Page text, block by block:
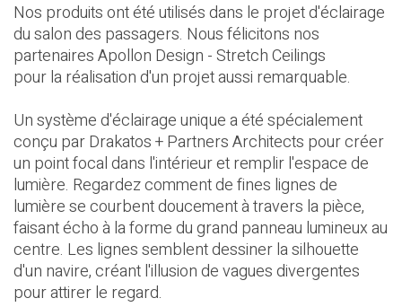
Nos produits ont été utilisés dans le projet d'éclairage
du salon des passagers. Nous félicitons nos
partenairesApollon Design - Stretch Ceilings
pour la réalisation d'un projet aussi remarquable.
Un système d'éclairage unique a été spécialement
conçu parDrakatos + Partners Architects pour créer
un point focal dans l'intérieur et remplir l'espace de
lumière. Regardez comment de fines lignes de
lumière se courbent doucement à travers la pièce,
faisant écho à la forme du grand panneau lumineux au
centre. Les lignes semblent dessiner la silhouette
d'un navire, créant l'illusion de vagues divergentes
pour attirer le regard.